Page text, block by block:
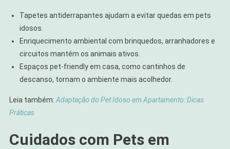
Tapetes antiderrapantes ajudam a evitar quedas em pets
idosos.
Enriquecimento ambiental com brinquedos, arranhadores e
circuitos mantém os animais ativos.
Espaços pet-friendly em casa, como cantinhos de
descanso, tornam o ambiente mais acolhedor.
Leia também: Adaptação do Pet Idoso em Apartamento: Dicas
Práticas
Cuidados com Pets em